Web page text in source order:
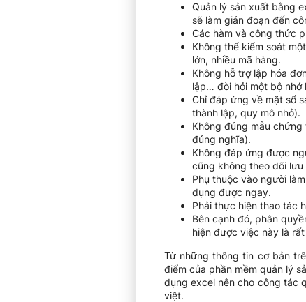
Quản lý sản xuất bằng
sẽ làm gián đoạn đến
Các hàm và công thức
Không thể kiểm soát
lớn, nhiều mã hàng.
Không hỗ trợ lập hóa
lập… đòi hỏi một bộ
Chỉ đáp ứng về mặt sổ
thành lập, quy mô nhỏ).
Không đúng mẫu
đúng nghĩa).
Không đáp ứng được
cũng không theo dõi
Phụ thuộc vào người
dụng được ngay.
Phải thực hiện thao tác
Bên cạnh đó, phân
hiện được việc này là
Từ những thông tin cơ bản
điểm của phần mềm quản lý
dụng excel nên cho công tác
việt.